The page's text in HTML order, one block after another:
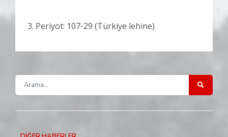
3. Periyot: 107-29 (Türkiye lehine)